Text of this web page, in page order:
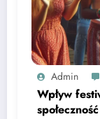
Admin
Wpływ